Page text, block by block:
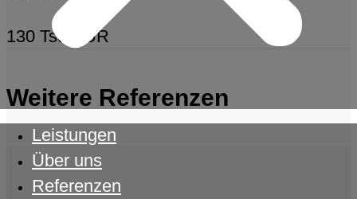
Leistungen
Über uns
Referenzen
130 Tsd EUR
Weitere Referenzen